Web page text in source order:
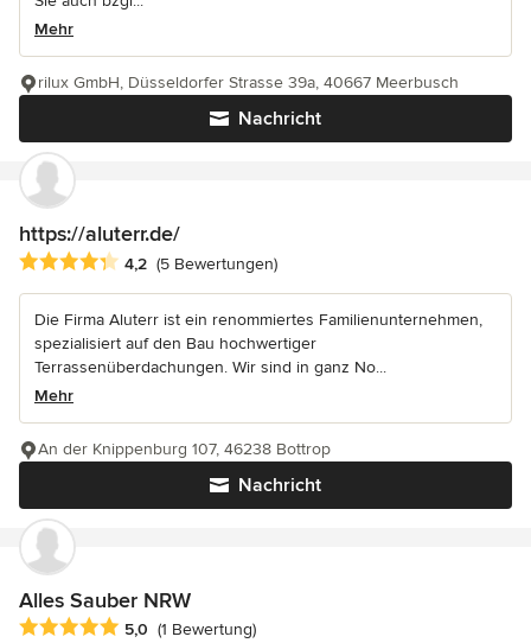
Mehr
Nachricht
rilux GmbH, Düsseldorfer Strasse 39a, 40667 Meerbusch
https://aluterr.de/
Durchschnittliche Bewertung: 4.2 von 5 Sternen
4,2 (5 Bewertungen)
Die Firma Aluterr ist ein renommiertes Familienunternehmen,
spezialisiert auf den Bau hochwertiger
Terrassenüberdachungen. Wir sind in ganz No...
Mehr
Nachricht
An der Knippenburg 107, 46238 Bottrop
Alles Sauber NRW
Durchschnittliche Bewertung: 5 von 5 Sternen
5,0 (1 Bewertung)